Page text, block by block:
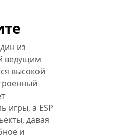
из
ведущим
высокой
игры, а ESP
давая
и